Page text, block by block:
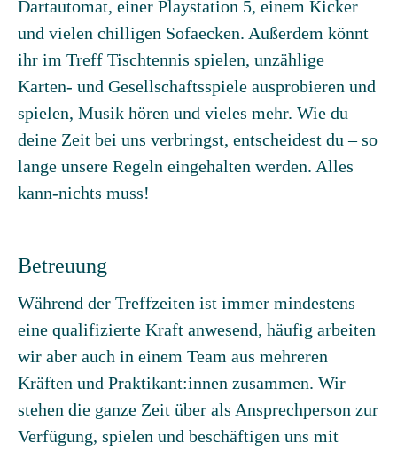
Dartautomat, einer Playstation 5, einem Kicker
und vielen chilligen Sofaecken. Außerdem könnt
ihr im Treff Tischtennis spielen, unzählige
Karten- und Gesellschaftsspiele ausprobieren und
spielen, Musik hören und vieles mehr. Wie du
deine Zeit bei uns verbringst, entscheidest du – so
lange unsere Regeln eingehalten werden. Alles
kann-nichts muss!
Betreuung
Während der Treffzeiten ist immer mindestens
eine qualifizierte Kraft anwesend, häufig arbeiten
wir aber auch in einem Team aus mehreren
Kräften und Praktikant:innen zusammen. Wir
stehen die ganze Zeit über als Ansprechperson zur
Verfügung, spielen und beschäftigen uns mit